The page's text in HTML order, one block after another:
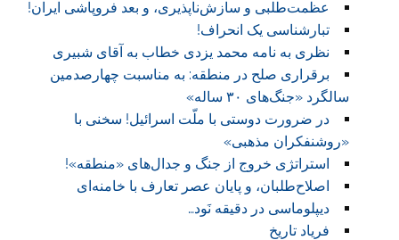
عظمت‌طلبی و سازش‌ناپذیری، و بعد فروپاشی ایران!
تبارشناسی یک انحراف!‏
نظری به نامه محمد یزدی خطاب به آقای شبیری
برقراری صلح در منطقه: به مناسبت چهارصدمین
سالگرد «جنگ‌های ۳۰ ساله»
در ضرورت دوستی با ملّت اسرائیل! سخنی با
«روشنفکران مذهبی»
استراتژی خروج از جنگ و جدال‌های «منطقه»!
اصلاح‌طلبان، و پایان عصر تعارف با خامنه‌ای
دیپلوماسی در دقیقه نَود…
فریاد تاریخ